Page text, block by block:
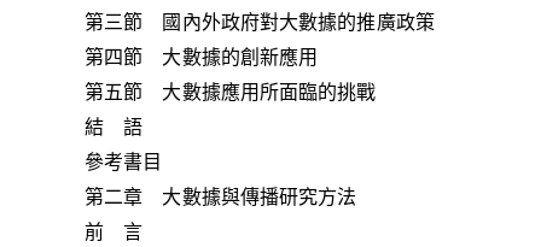
第三節 國內外政府對大數據的推廣政策
第四節 大數據的創新應用
第五節 大數據應用所面臨的挑戰
結 語
參考書目
第二章 大數據與傳播研究方法
前 言